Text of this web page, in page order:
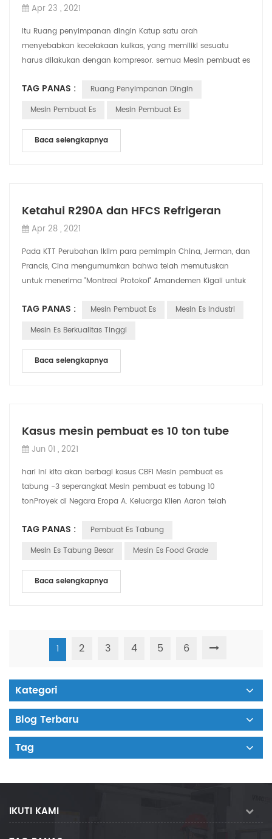
Apr 23 , 2021
Itu Ruang penyimpanan dingin Katup satu arah
menyebabkan kecelakaan kulkas, yang memiliki sesuatu
harus dilakukan dengan kompresor. semua Mesin pembuat es
TAG PANAS :
Ruang Penyimpanan Dingin
Mesin Pembuat Es
Mesin Pembuat Es
Baca selengkapnya
Ketahui R290A dan HFCS Refrigeran
Apr 28 , 2021
Pada KTT Perubahan Iklim para pemimpin China, Jerman, dan
Prancis, Cina mengumumkan bahwa telah memutuskan
untuk menerima "Montreal Protokol" Amandemen Kigali untuk
TAG PANAS : Mesin Pembuat Es
Mesin Es Industri
Mesin Es Berkualitas Tinggi
Baca selengkapnya
Kasus mesin pembuat es 10 ton tube
Jun 01 , 2021
hari ini kita akan berbagi kasus CBFI Mesin pembuat es
tabung -3 seperangkat Mesin pembuat es tabung 10
tonProyek di Negara Eropa A. Keluarga Klien Aaron telah
TAG PANAS :
Pembuat Es Tabung
Mesin Es Tabung Besar
Mesin Es Food Grade
Baca selengkapnya
1 2 3 4 5 6
Kategori
Blog Terbaru
Tag
IKUTI KAMI